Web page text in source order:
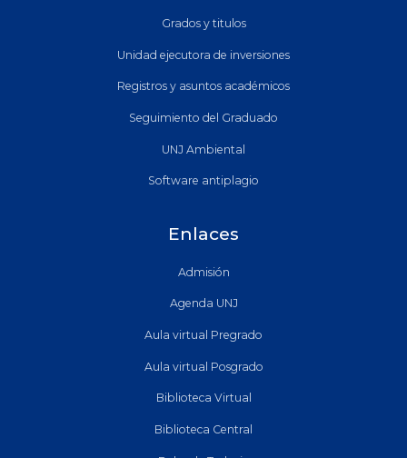
Grados y titulos
Unidad ejecutora de inversiones
Registros y asuntos académicos
Seguimiento del Graduado
UNJ Ambiental
Software antiplagio
Enlaces
Admisión
Agenda UNJ
Aula virtual Pregrado
Aula virtual Posgrado
Biblioteca Virtual
Biblioteca Central